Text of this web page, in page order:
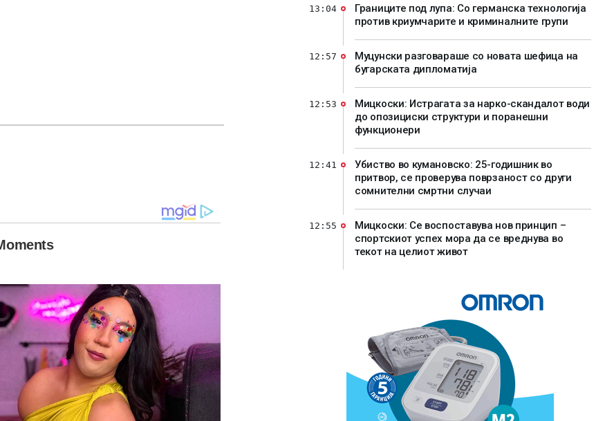
Границите под лупа: Со германска технологија
против криумчарите и криминалните групи
13:04
Муцунски разговараше со новата шефица на
бугарската дипломатија
12:57
Мицкоски: Истрагата за нарко-скандалот води
до опозициски структури и поранешни
функционери
12:53
Убиство во кумановско: 25-годишник во
притвор, се проверува поврзаност со други
сомнителни смртни случаи
12:41
Мицкоски: Се воспоставува нов принцип –
спортскиот успех мора да се вреднува во
текот на целиот живот
12:55